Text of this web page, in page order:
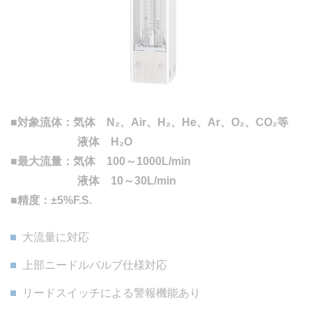
■対象流体：気体 N₂、Air、H₂、He、Ar、O₂、CO₂等
液体 H₂O
■最大流量：気体 100～1000L/min
液体 10～30L/min
■精度：±5%F.S.
大流量に対応
上部ニードルバルブ仕様対応
リードスイッチによる警報機能あり